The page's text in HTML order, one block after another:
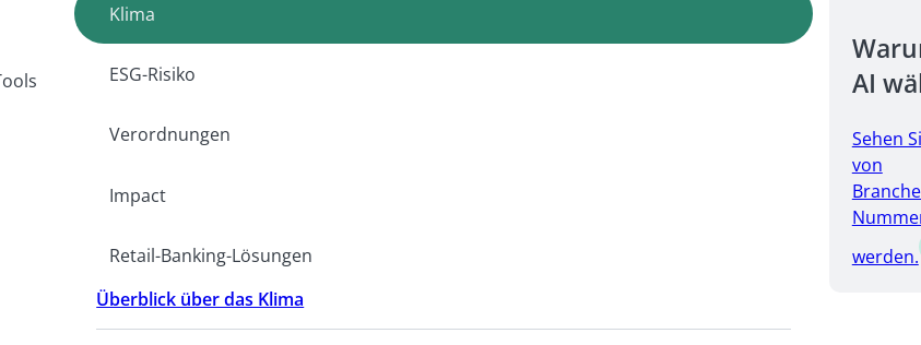
Klima
ESG-Risiko
Verordnungen
Impact
Retail-Banking-Lösungen
Überblick über das Klima
AI
Sehen
von
werden.